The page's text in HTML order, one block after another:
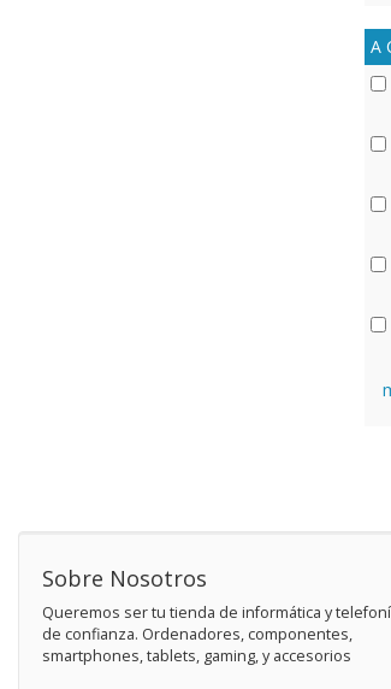
A
Sobre Nosotros
Queremos ser tu tienda de informática y
de confianza. Ordenadores, componentes,
smartphones, tablets, gaming, y accesorios